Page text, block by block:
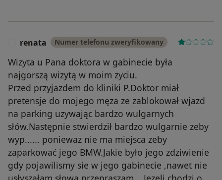
renata Numer telefonu zweryfikowany
Wizyta u Pana doktora w gabinecie była
najgorszą wizytą w moim zyciu.
Przed przyjazdem do kliniki P.Doktor miał
pretensje do mojego męza ze zablokował wjazd
na parking uzywając bardzo wulgarnych
słów.Następnie stwierdził bardzo wulgarnie zeby
wyp...... poniewaz nie ma miejsca zeby
zaparkować jego BMW.Jakie było jego zdziwienie
gdy pojawilismy sie w jego gabinecie ,nawet nie